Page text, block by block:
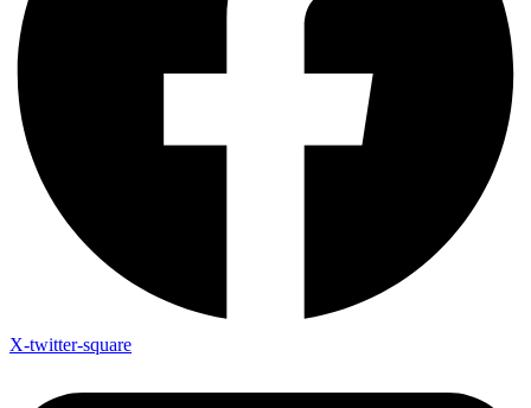
X-twitter-square